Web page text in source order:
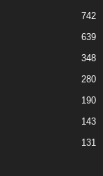
742
639
348
280
190
143
131